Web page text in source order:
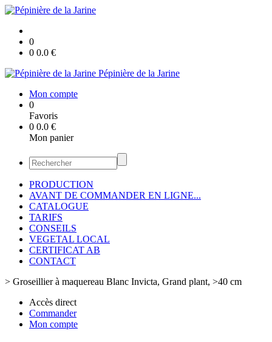
0
0 0.0 €
Pépinière de la Jarine
Mon compte
0
Favoris
0 0.0 €
Mon panier
PRODUCTION
AVANT DE COMMANDER EN LIGNE...
CATALOGUE
TARIFS
CONSEILS
VEGETAL LOCAL
CERTIFICAT AB
CONTACT
> Groseillier à maquereau Blanc Invicta, Grand plant, >40 cm
Accès direct
Commander
Mon compte